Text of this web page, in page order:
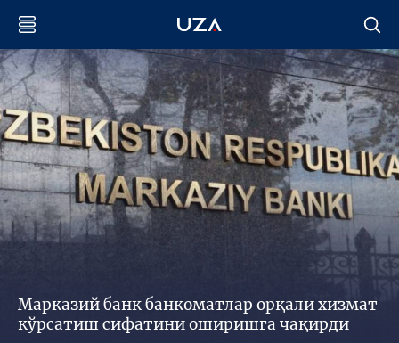
Марказий банк банкоматлар орқали хизмат
кўрсатиш сифатини оширишга чақирди